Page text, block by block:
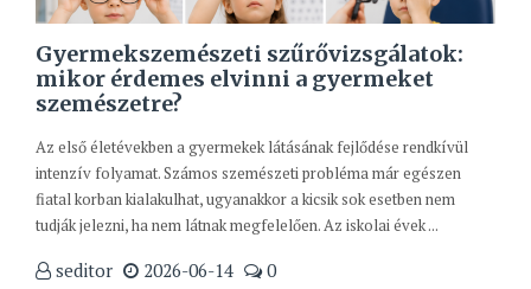
Gyermekszemészeti szűrővizsgálatok:
mikor érdemes elvinni a gyermeket
szemészetre?
Az első életévekben a gyermekek látásának fejlődése rendkívül
intenzív folyamat. Számos szemészeti probléma már egészen
fiatal korban kialakulhat, ugyanakkor a kicsik sok esetben nem
tudják jelezni, ha nem látnak megfelelően. Az iskolai évek ...
seditor 2026-06-14 0